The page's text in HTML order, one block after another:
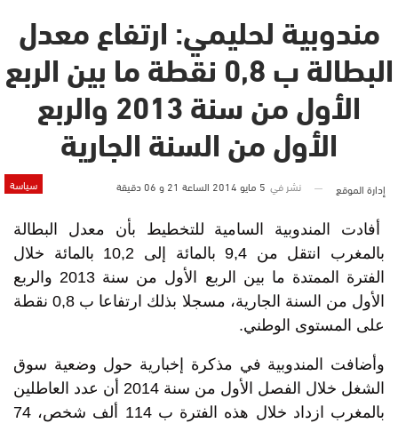
مندوبية لحليمي: ارتفاع معدل
البطالة ب 0,8 نقطة ما بين الربع
الأول من سنة 2013 والربع
الأول من السنة الجارية
سياسة إدارة الموقع نشر في 5 مايو 2014 الساعة 21 و 06 دقيقة
أفادت المندوبية السامية للتخطيط بأن معدل البطالة
بالمغرب انتقل من 9,4 بالمائة إلى 10,2 بالمائة خلال
الفترة الممتدة ما بين الربع الأول من سنة 2013 والربع
الأول من السنة الجارية، مسجلا بذلك ارتفاعا ب 0,8 نقطة
على المستوى الوطني.
وأضافت المندوبية في مذكرة إخبارية حول وضعية سوق
الشغل خلال الفصل الأول من سنة 2014 أن عدد العاطلين
بالمغرب ازداد خلال هذه الفترة ب 114 ألف شخص، 74